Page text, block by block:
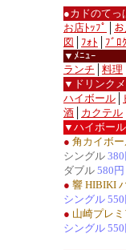
●カドのて
お店ﾄｯﾌﾟ
図
ﾌｫﾄ
ﾌﾞﾛ
▼ﾒﾆｭｰ
ランチ
料理
▼ドリンク
ハイボール
酒
カクテル
▼ハイボール
● 角カイボ
シングル
ダブル 580円
● 響 HIBIKI
シングル
● 山崎プレ
シングル